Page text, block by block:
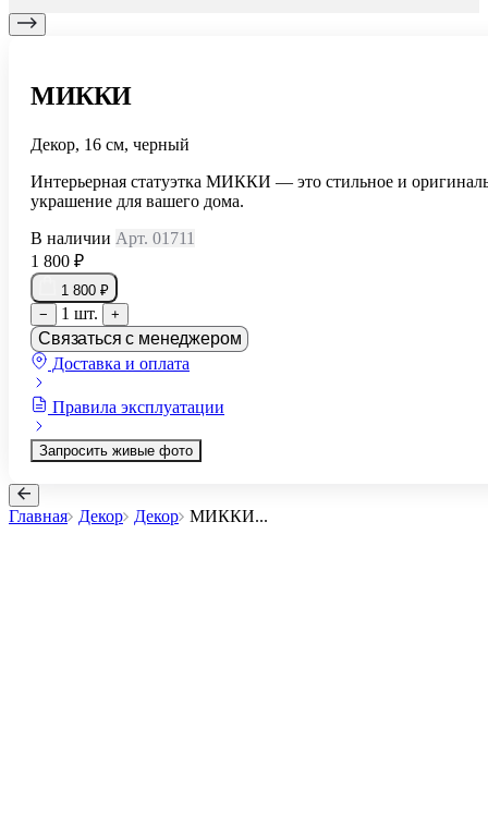
МИККИ
Декор, 16 см, черный
Интерьерная статуэтка МИККИ — это стильное и
украшение для вашего дома.
В наличии Арт. 01711
1 800 ₽
1 800 ₽
−
1 шт. +
Связаться с менеджером
Доставка и оплата
Правила эксплуатации
Запросить живые фото
Главная Декор Декор МИККИ...